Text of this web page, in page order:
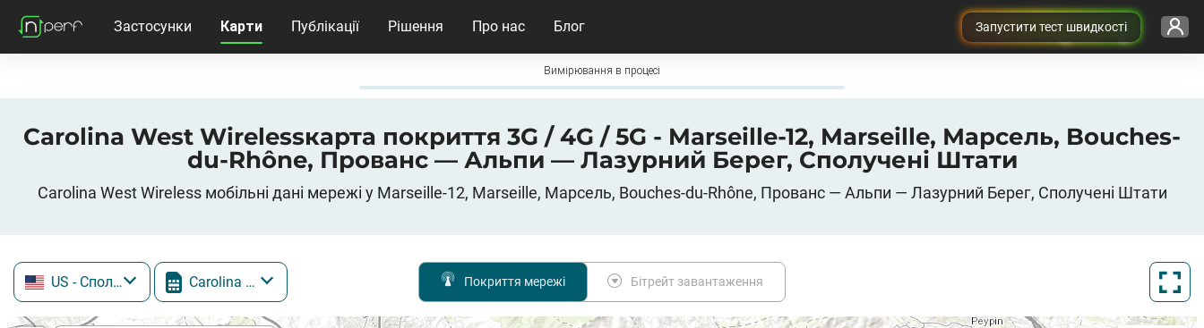
Запустити тест швидкості
Застосунки Карти Публікації Рішення Про нас Блог
Вимірювання в процесі
Carolina West Wirelessкарта покриття 3G / 4G / 5G - Marseille-12, Marseille, Марсель, Bouches-
du-Rhône, Прованс — Альпи — Лазурний Берег, Сполучені Штати
Carolina West Wireless мобільні дані мережі у Marseille-12, Marseille, Марсель, Bouches-du-Rhône, Прованс — Альпи — Лазурний Берег, Сполучені Штати
US- Сполучені Штати Carolina West Wireless Покриття мережі Бітрейт завантаження